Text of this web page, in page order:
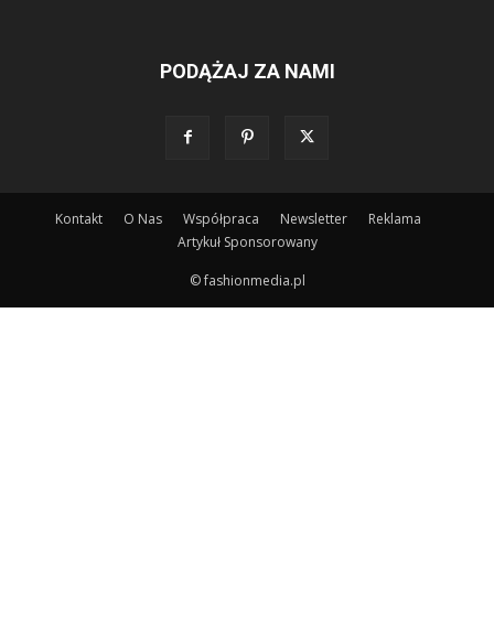
PODĄŻAJ ZA NAMI
Kontakt O Nas Współpraca Newsletter
Reklama
Artykuł Sponsorowany
© fashionmedia.pl